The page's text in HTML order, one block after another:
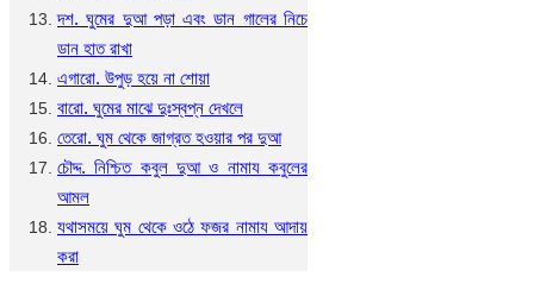
দশ. ঘুমের দুআ পড়া এবং ডান গালের নিচে
ডান হাত রাখা
এগারো. উপুড় হয়ে না শোয়া
বারো. ঘুমের মাঝে দুঃস্বপ্ন দেখলে
তেরো. ঘুম থেকে জাগ্রত হওয়ার পর দুআ
চৌদ্দ. নিশ্চিত কবুল দুআ ও নামায কবুলের
আমল
যথাসময়ে ঘুম থেকে ওঠে ফজর নামায আদায়
করা